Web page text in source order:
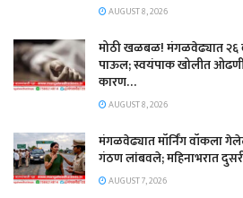
AUGUST 8, 2026
मोठी खळबळ! मंगळवेढ्यात २६
पाऊल; स्वयंपाक खोलीत
कारण…
AUGUST 8, 2026
मंगळवेढ्यात मॉर्निंग वॉकला
गंठण लांबवले; महिनाभरात
AUGUST 7, 2026